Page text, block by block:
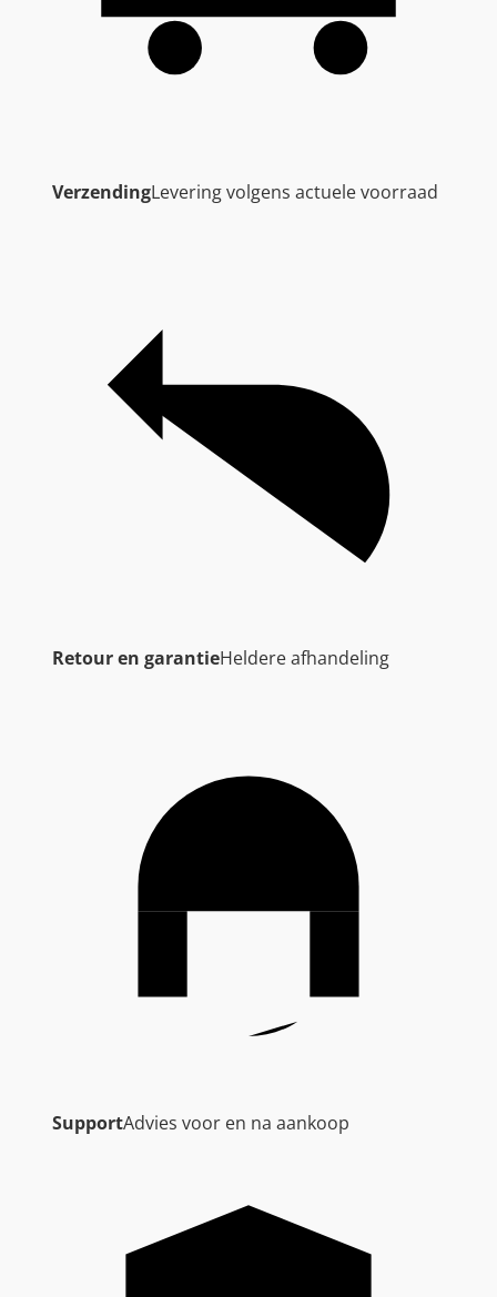
VerzendingLevering volgens actuele voorraad
Retour en garantieHeldere afhandeling
SupportAdvies voor en na aankoop